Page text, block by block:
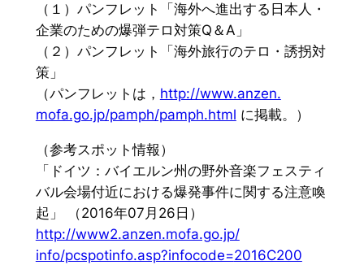
（１）パンフレット「海外へ進出する日本人・
企業のための爆弾テロ対策Q＆A」
（２）パンフレット「海外旅行のテロ・誘拐対
策」
（パンフレットは， http://www.anzen.
mofa.go.jp/pamph/pamph.html に掲載。）
（参考スポット情報）
「ドイツ： バイエルン州の野外音楽フェスティ
バル会場付近における爆発事件に関する注意喚
起」 （2016年07月26日）
http://www2.anzen.mofa.go.jp/
info/pcspotinfo.asp?infocode=2016C200